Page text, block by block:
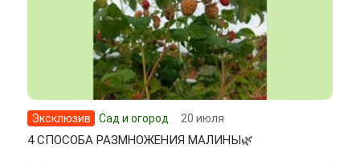
Эксклюзив Сад и огород 20 июля
4 СПОСОБА РАЗМНОЖЕНИЯ МАЛИНЫ🌿